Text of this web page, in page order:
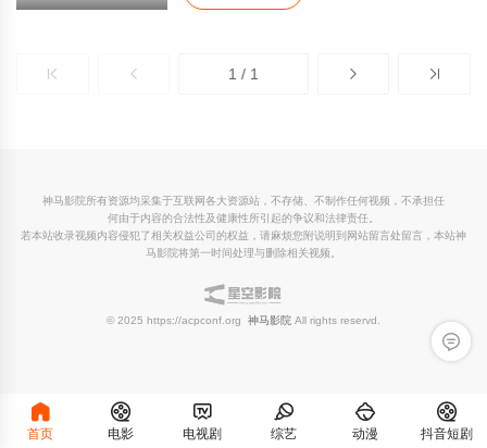
1 / 1
留言反
神马影院所有资源均采集于互联网各大资源站，不存储、不制作任何视频，不承担任
何由于内容的合法性及健康性所引起的争议和法律责任。
若本站收录视频内容侵犯了相关权益公司的权益，请麻烦您附说明到网站留言处留言，本站神
马影院将第一时间处理与删除相关视频。
© 2025 https://acpconf.org 神马影院 All rights reservd.
首页 电影 电视剧 综艺 动漫 抖音短剧